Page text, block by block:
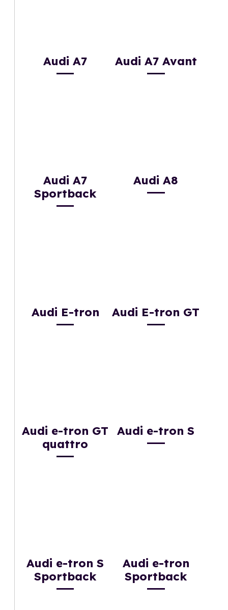
Audi A7 Audi A7 Avant
Audi A7
Sportback
Audi A8
Audi E-tron Audi E-tron GT
Audi e-tron GT
quattro
Audi e-tron S
Audi e-tron S
Sportback
Audi e-tron
Sportback